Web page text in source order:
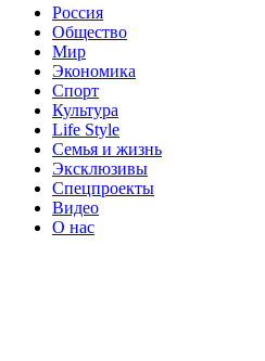
Россия
Общество
Мир
Экономика
Спорт
Культура
Life Style
Семья и жизнь
Эксклюзивы
Спецпроекты
Видео
О нас